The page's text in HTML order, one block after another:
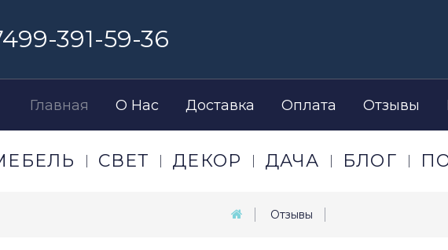
391-59-36
Главная О Нас Доставка Оплата Отзывы
СВЕТ ДЕКОР ДАЧА БЛОГ
Отзывы